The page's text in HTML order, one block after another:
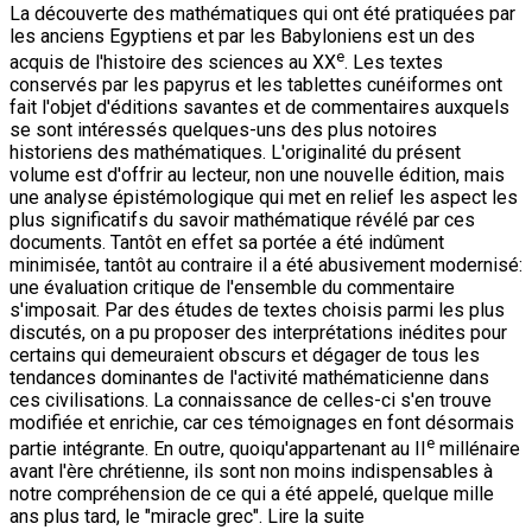
La découverte des mathématiques qui ont été pratiquées par
les anciens Egyptiens et par les Babyloniens est un des
acquis de l'histoire des sciences au XXe. Les textes
conservés par les papyrus et les tablettes cunéiformes ont
fait l'objet d'éditions savantes et de commentaires auxquels
se sont intéressés quelques-uns des plus notoires
historiens des mathématiques. L'originalité du présent
volume est d'offrir au lecteur, non une nouvelle édition, mais
une analyse épistémologique qui met en relief les aspect les
plus significatifs du savoir mathématique révélé par ces
documents. Tantôt en effet sa portée a été indûment
minimisée, tantôt au contraire il a été abusivement modernisé:
une évaluation critique de l'ensemble du commentaire
s'imposait. Par des études de textes choisis parmi les plus
discutés, on a pu proposer des interprétations inédites pour
certains qui demeuraient obscurs et dégager de tous les
tendances dominantes de l'activité mathématicienne dans
ces civilisations. La connaissance de celles-ci s'en trouve
modifiée et enrichie, car ces témoignages en font désormais
partie intégrante. En outre, quoiqu'appartenant au II
e millénaire
avant l'ère chrétienne, ils sont non moins indispensables à
notre compréhension de ce qui a été appelé, quelque mille
ans plus tard, le "miracle grec". Lire la suite